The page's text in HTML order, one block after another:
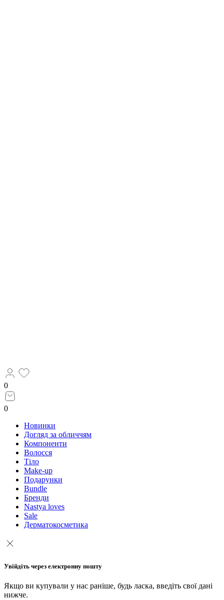
0
0
Новинки
Догляд за обличчям
Компоненти
Волосся
Тіло
Make-up
Подарунки
Bundle
Бренди
Nastya loves
Sale
Дерматокосметика
Увійдіть через електронну пошту
Якщо ви купували у нас раніше, будь ласка, введіть свої дані
нижче.